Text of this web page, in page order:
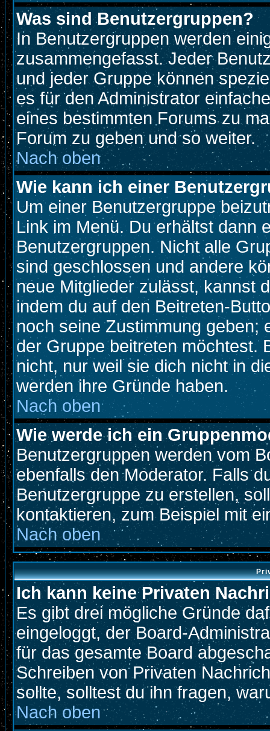
Was sind Benutzergruppen?
In Benutzergruppen werden
zusammengefasst. Jeder
und jeder Gruppe können
es für den Administrator
eines bestimmten Forums zu
Forum zu geben und so weiter.
Nach oben
Wie kann ich einer
Um einer Benutzergruppe
Link im Menü. Du erhältst dann
Benutzergruppen. Nicht alle
sind geschlossen und andere
neue Mitglieder zulässt, kannst
indem du auf den Beitreten-
noch seine Zustimmung geben;
der Gruppe beitreten möchtest.
nicht, nur weil sie dich nicht in
werden ihre Gründe haben.
Nach oben
Wie werde ich ein
Benutzergruppen werden vom
ebenfalls den Moderator. Falls
Benutzergruppe zu erstellen,
kontaktieren, zum Beispiel mit
Nach oben
Ich kann keine Privaten
Es gibt drei mögliche Gründe
eingeloggt, der Board-
für das gesamte Board
Schreiben von Privaten
sollte, solltest du ihn fragen,
Nach oben